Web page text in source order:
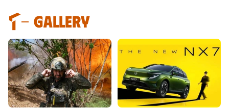
GALLERY